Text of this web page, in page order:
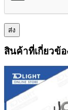
สินค้าที่เกี่ยวข้อ